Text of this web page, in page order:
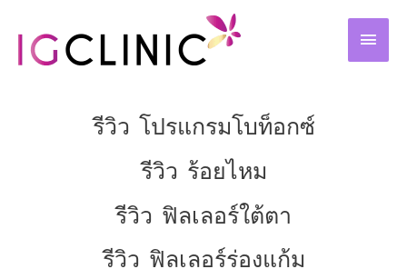
content
MAIN
รีวิว โปรแกรมโบท็อกซ์
รีวิว ร้อยไหม
รีวิว ฟิลเลอร์ใต้ตา
รีวิว ฟิลเลอร์ร่องแก้ม